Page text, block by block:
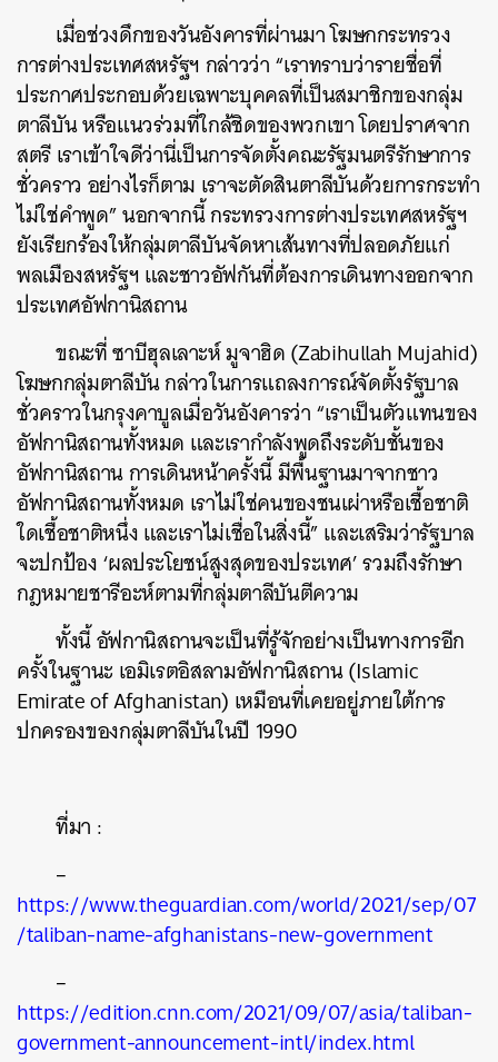
เมื่อช่วงดึกของวันอังคารที่ผ่านมา โฆษกกระทรวง
การต่างประเทศสหรัฐฯ กล่าวว่า “เราทราบว่ารายชื่อที่
ประกาศประกอบด้วยเฉพาะบุคคลที่เป็นสมาชิกของกลุ่ม
ตาลีบัน หรือแนวร่วมที่ใกล้ชิดของพวกเขา โดยปราศจาก
สตรี เราเข้าใจดีว่านี่เป็นการจัดตั้งคณะรัฐมนตรีรักษาการ
ชั่วคราว อย่างไรก็ตาม เราจะตัดสินตาลีบันด้วยการกระทำ
ไม่ใช่คำพูด” นอกจากนี้ กระทรวงการต่างประเทศสหรัฐฯ
ยังเรียกร้องให้กลุ่มตาลีบันจัดหาเส้นทางที่ปลอดภัยแก่
พลเมืองสหรัฐฯ และชาวอัฟกันที่ต้องการเดินทางออกจาก
ประเทศอัฟกานิสถาน
ขณะที่ ซาบีฮุลเลาะห์ มูจาฮิด (Zabihullah Mujahid)
โฆษกกลุ่มตาลีบัน กล่าวในการแถลงการณ์จัดตั้งรัฐบาล
ชั่วคราวในกรุงคาบูลเมื่อวันอังคารว่า “เราเป็นตัวแทนของ
อัฟกานิสถานทั้งหมด และเรากำลังพูดถึงระดับชั้นของ
อัฟกานิสถาน การเดินหน้าครั้งนี้ มีพื้นฐานมาจากชาว
อัฟกานิสถานทั้งหมด เราไม่ใช่คนของชนเผ่าหรือเชื้อชาติ
ใดเชื้อชาติหนึ่ง และเราไม่เชื่อในสิ่งนี้” และเสริมว่ารัฐบาล
จะปกป้อง ‘ผลประโยชน์สูงสุดของประเทศ’ รวมถึงรักษา
กฎหมายชารีอะห์ตามที่กลุ่มตาลีบันตีความ
ทั้งนี้ อัฟกานิสถานจะเป็นที่รู้จักอย่างเป็นทางการอีก
ครั้งในฐานะ เอมิเรตอิสลามอัฟกานิสถาน (Islamic
Emirate of Afghanistan) เหมือนที่เคยอยู่ภายใต้การ
ปกครองของกลุ่มตาลีบันในปี 1990
ที่มา :
–
https://www.theguardian.com/world/2021/sep/07
/taliban-name-afghanistans-new-government
–
https://edition.cnn.com/2021/09/07/asia/taliban-
government-announcement-intl/index.html
ค้นหา
SHARE TWEET LINE EMAIL